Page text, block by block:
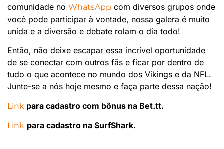
comunidade no WhatsApp com diversos grupos onde
você pode participar à vontade, nossa galera é muito
unida e a diversão e debate rolam o dia todo!
Então, não deixe escapar essa incrível oportunidade
de se conectar com outros fãs e ficar por dentro de
tudo o que acontece no mundo dos Vikings e da NFL.
Junte-se a nós hoje mesmo e faça parte dessa nação!
Link para cadastro com bônus na Bet.tt.
Link para cadastro na SurfShark.